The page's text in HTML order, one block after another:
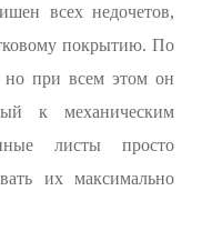
всех недочетов,
покрытию. По
но при всем этом он
к механическим
листы просто
их максимально